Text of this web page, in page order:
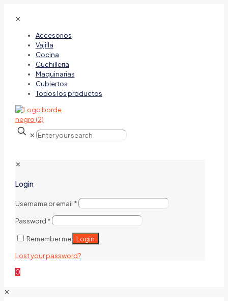
✕
Accesorios
Vajilla
Cocina
Cuchilleria
Maquinarias
Cubiertos
Todos los productos
✕
✕
Login
Username or email *
Password *
Remember me Login
Lost your password?
0
✕